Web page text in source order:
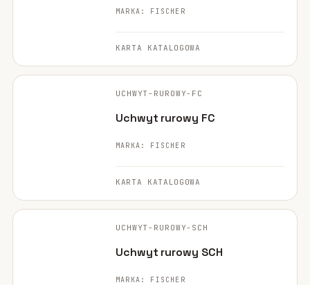
MARKA: FISCHER
KARTA KATALOGOWA
FISCHER ·
ORYGINALNE ZDJĘCIE
UCHWYT-RUROWY-FC
Uchwyt rurowy FC
MARKA: FISCHER
KARTA KATALOGOWA
FISCHER ·
ORYGINALNE ZDJĘCIE
UCHWYT-RUROWY-SCH
Uchwyt rurowy SCH
MARKA: FISCHER